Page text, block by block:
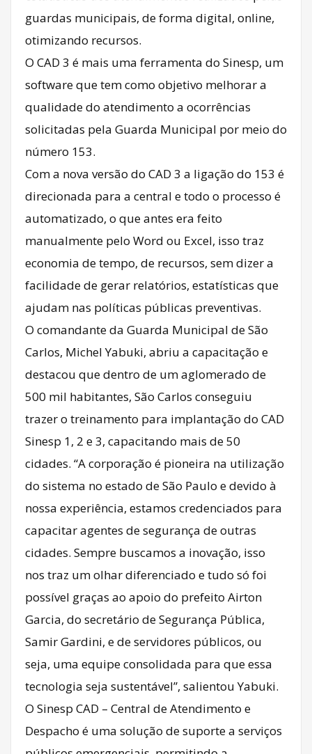
guardas municipais, de forma digital, online,
otimizando recursos.
O CAD 3 é mais uma ferramenta do Sinesp, um
software que tem como objetivo melhorar a
qualidade do atendimento a ocorrências
solicitadas pela Guarda Municipal por meio do
número 153.
Com a nova versão do CAD 3 a ligação do 153 é
direcionada para a central e todo o processo é
automatizado, o que antes era feito
manualmente pelo Word ou Excel, isso traz
economia de tempo, de recursos, sem dizer a
facilidade de gerar relatórios, estatísticas que
ajudam nas políticas públicas preventivas.
O comandante da Guarda Municipal de São
Carlos, Michel Yabuki, abriu a capacitação e
destacou que dentro de um aglomerado de
500 mil habitantes, São Carlos conseguiu
trazer o treinamento para implantação do CAD
Sinesp 1, 2 e 3, capacitando mais de 50
cidades. “A corporação é pioneira na utilização
do sistema no estado de São Paulo e devido à
nossa experiência, estamos credenciados para
capacitar agentes de segurança de outras
cidades. Sempre buscamos a inovação, isso
nos traz um olhar diferenciado e tudo só foi
possível graças ao apoio do prefeito Airton
Garcia, do secretário de Segurança Pública,
Samir Gardini, e de servidores públicos, ou
seja, uma equipe consolidada para que essa
tecnologia seja sustentável”, salientou Yabuki.
O Sinesp CAD – Central de Atendimento e
Despacho é uma solução de suporte a serviços